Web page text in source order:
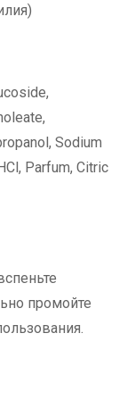
Sodium
Parfum, Citric
промойте